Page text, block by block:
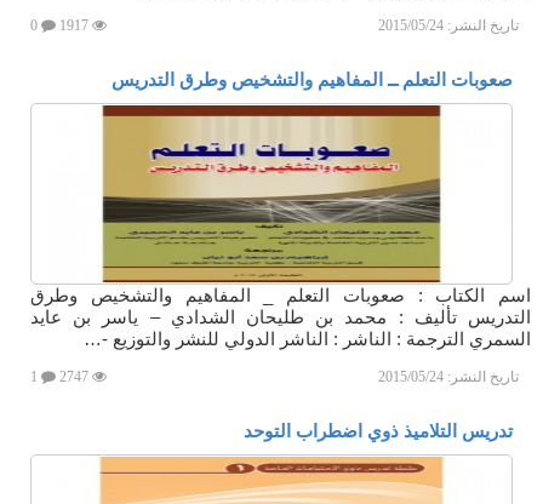
تاريخ النشر: 2015/05/24
صعوبات التعلم ــ المفاهيم والتشخيص وطرق التدريس
اسم الكتاب : صعوبات التعلم _ المفاهيم والتشخيص وطرق
التدريس تأليف : محمد بن طليحان الشدادي – ياسر بن عايد
السمري الترجمة : الناشر : الناشر الدولي للنشر والتوزيع -…
تاريخ النشر: 2015/05/24
تدريس التلاميذ ذوي اضطراب التوحد